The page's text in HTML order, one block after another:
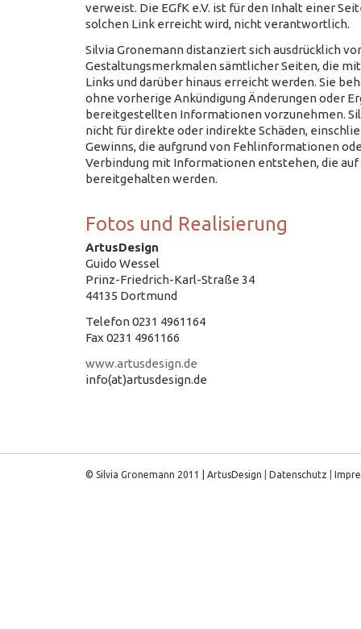
verweist. Die EGfK e.V. ist für den Inhalt einer
solchen Link erreicht wird, nicht verantwortlich.
Silvia Gronemann distanziert sich ausdrücklich
Gestaltungsmerkmalen sämtlicher Seiten, die
Links und darüber hinaus erreicht werden. Sie
ohne vorherige Ankündigung Änderungen oder
bereitgestellten Informationen vorzunehmen.
nicht für direkte oder indirekte Schäden,
Gewinns, die aufgrund von Fehlinformationen
Verbindung mit Informationen entstehen, die auf
bereitgehalten werden.
Fotos und Realisierung
ArtusDesign
Guido Wessel
Prinz-Friedrich-Karl-Straße 34
44135 Dortmund
Telefon 0231 4961164
Fax 0231 4961166
www.artusdesign.de
info(at)artusdesign.de
© Silvia Gronemann 2011 | ArtusDesign Datenschutz